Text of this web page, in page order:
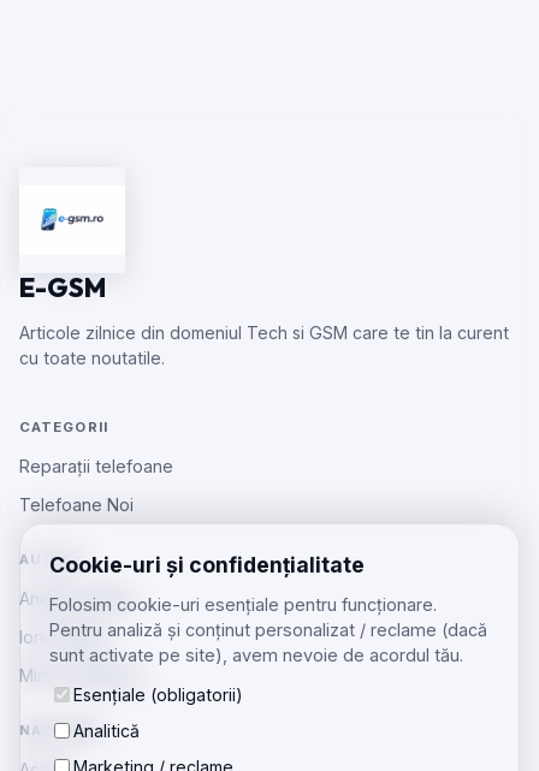
Cookie-uri și confidențialitate
Folosim cookie-uri esențiale pentru funcționare.
Pentru analiză și conținut personalizat / reclame (dacă
sunt activate pe site), avem nevoie de acordul tău.
Esențiale (obligatorii)
Analitică
Marketing / reclame
E-GSM
Articole zilnice din domeniul Tech si GSM care te tin la curent
cu toate noutatile.
CATEGORII
Reparații telefoane
Telefoane Noi
AUTORI
Andreea Radu
Ionut Barbu
Mircea Aiftincăi
NAVIGARE